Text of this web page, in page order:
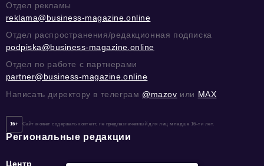
Отдел рекламы
reklama@business-magazine.online
Отдел распространения/редакционная подписка
podpiska@business-magazine.online
Отдел по работе с партнерами
partner@business-magazine.online
Написать директору в телеграм @mazov или MAX
16+ Сайт может содержать контент, не предназначенный для лиц младше 16-ти лет.
Региональные редакции
Центр